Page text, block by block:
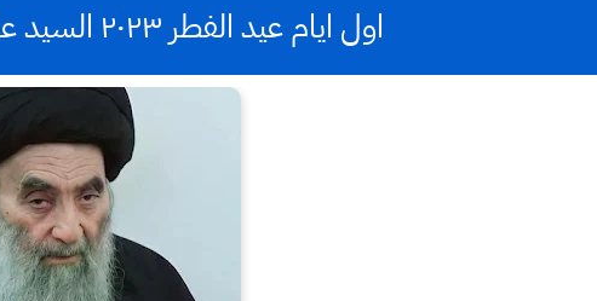
اول ايام عيد الفطر ٢٠٢٣ السيد علي السيستاني للعام ١٤٤٤